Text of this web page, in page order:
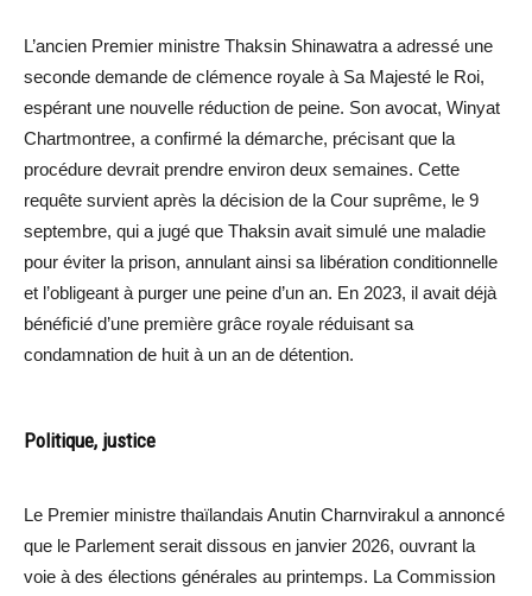
L’ancien Premier ministre Thaksin Shinawatra a adressé une
seconde demande de clémence royale à Sa Majesté le Roi,
espérant une nouvelle réduction de peine. Son avocat, Winyat
Chartmontree, a confirmé la démarche, précisant que la
procédure devrait prendre environ deux semaines. Cette
requête survient après la décision de la Cour suprême, le 9
septembre, qui a jugé que Thaksin avait simulé une maladie
pour éviter la prison, annulant ainsi sa libération conditionnelle
et l’obligeant à purger une peine d’un an. En 2023, il avait déjà
bénéficié d’une première grâce royale réduisant sa
condamnation de huit à un an de détention.
Politique, justice
Le Premier ministre thaïlandais Anutin Charnvirakul a annoncé
que le Parlement serait dissous en janvier 2026, ouvrant la
voie à des élections générales au printemps. La Commission